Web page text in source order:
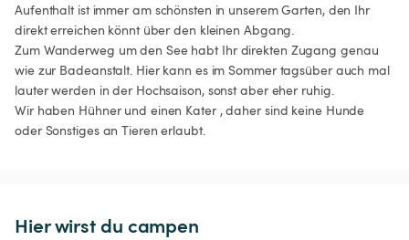
Aufenthalt ist immer am schönsten in unserem Garten, den Ihr
direkt erreichen könnt über den kleinen Abgang.
Zum Wanderweg um den See habt Ihr direkten Zugang genau
wie zur Badeanstalt. Hier kann es im Sommer tagsüber auch mal
lauter werden in der Hochsaison, sonst aber eher ruhig.
Wir haben Hühner und einen Kater , daher sind keine Hunde
oder Sonstiges an Tieren erlaubt.
Hier wirst du campen